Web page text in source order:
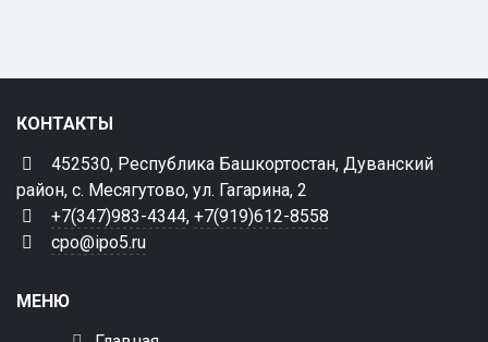
КОНТАКТЫ
452530, Республика Башкортостан, Дуванский
район, с. Месягутово, ул. Гагарина, 2
+7(347)983-4344, +7(919)612-8558
cpo@ipo5.ru
МЕНЮ